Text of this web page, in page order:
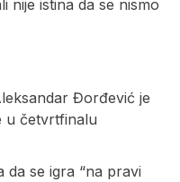
nije istina da se nismo
Đorđević je
u četvrtfinalu
se igra “na pravi